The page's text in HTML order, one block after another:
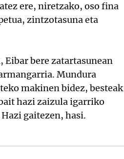
ere, niretzako, oso fina
zintzotasuna eta
bere zatartasunean
Mundura
makinen bidez, besteak
hazi zaizula igarriko
gaitezen, hasi.